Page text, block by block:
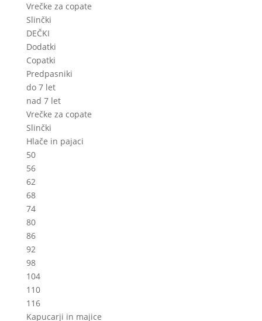
Vrečke za copate
Slinčki
DEČKI
Dodatki
Copatki
Predpasniki
do 7 let
nad 7 let
Vrečke za copate
Slinčki
Hlače in pajaci
50
56
62
68
74
80
86
92
98
104
110
116
Kapucarji in majice